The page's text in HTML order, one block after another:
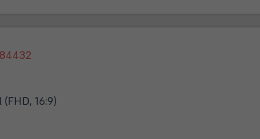
(FHD, 16:9)